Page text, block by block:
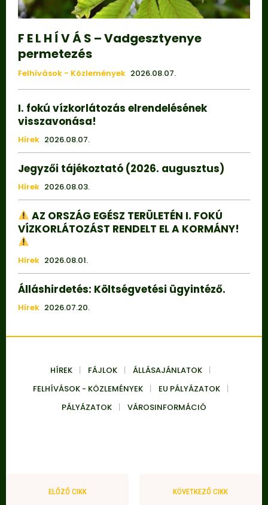
F E L H Í V Á S – Vadgesztyenye
permetezés
Felhívások - Közlemények 2026.08.07.
I. fokú vízkorlátozás elrendelésének
visszavonása!
Hírek 2026.08.07.
Jegyzői tájékoztató (2026. augusztus)
Hírek 2026.08.03.
AZ ORSZÁG EGÉSZ TERÜLETÉN I. FOKÚ
VÍZKORLÁTOZÁST RENDELT EL A KORMÁNY!
Hírek 2026.08.01.
Álláshirdetés: Költségvetési ügyintéző.
Hírek 2026.07.20.
HÍREK FÁJLOK
ÁLLÁSAJÁNLATOK
FELHÍVÁSOK - KÖZLEMÉNYEK
EU PÁLYÁZATOK
PÁLYÁZATOK
VÁROSINFORMÁCIÓ
ELŐZŐ CIKK KÖVETKEZŐ CIKK